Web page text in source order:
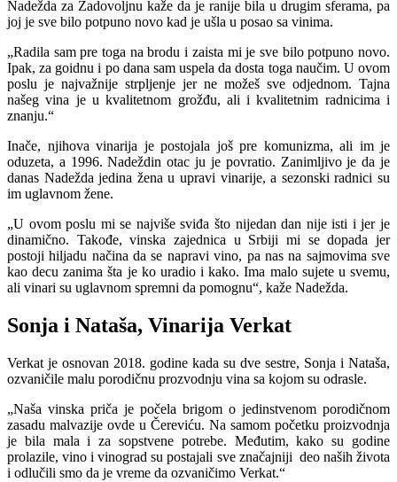
Nadežda za Zadovoljnu kaže da je ranije bila u drugim sferama, pa
joj je sve bilo potpuno novo kad je ušla u posao sa vinima.
„Radila sam pre toga na brodu i zaista mi je sve bilo potpuno novo.
Ipak, za goidnu i po dana sam uspela da dosta toga naučim. U ovom
poslu je najvažnije strpljenje jer ne možeš sve odjednom. Tajna
našeg vina je u kvalitetnom grožđu, ali i kvalitetnim radnicima i
znanju.“
Inače, njihova vinarija je postojala još pre komunizma, ali im je
oduzeta, a 1996. Nadeždin otac ju je povratio. Zanimljivo je da je
danas Nadežda jedina žena u upravi vinarije, a sezonski radnici su
im uglavnom žene.
„U ovom poslu mi se najviše sviđa što nijedan dan nije isti i jer je
dinamično. Takođe, vinska zajednica u Srbiji mi se dopada jer
postoji hiljadu načina da se napravi vino, pa nas na sajmovima sve
kao decu zanima šta je ko uradio i kako. Ima malo sujete u svemu,
ali vinari su uglavnom spremni da pomognu“, kaže Nadežda.
Sonja i Nataša, Vinarija Verkat
Verkat je osnovan 2018. godine kada su dve sestre, Sonja i Nataša,
ozvaničile malu porodičnu prozvodnju vina sa kojom su odrasle.
„Naša vinska priča je počela brigom o jedinstvenom porodičnom
zasadu malvazije ovde u Čereviću. Na samom početku proizvodnja
je bila mala i za sopstvene potrebe. Međutim, kako su godine
prolazile, vino i vinograd su postajali sve značajniji deo naših života
i odlučili smo da je vreme da ozvaničimo Verkat.“